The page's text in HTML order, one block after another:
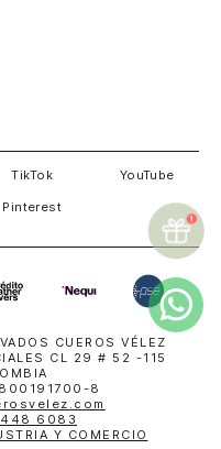
TikTok YouTube
Pinterest
CUEROS VÉLEZ
CL 29 # 52 -115
8
448 6083
Y COMERCIO